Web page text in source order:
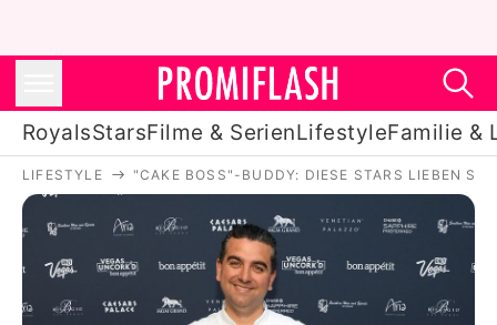
RoyalsStarsFilme & SerienLifestyleFamilie &
Royals
Stars
Filme & Serien
LIFESTYLE "CAKE BOSS"-BUDDY: DIESE STARS LIEBEN